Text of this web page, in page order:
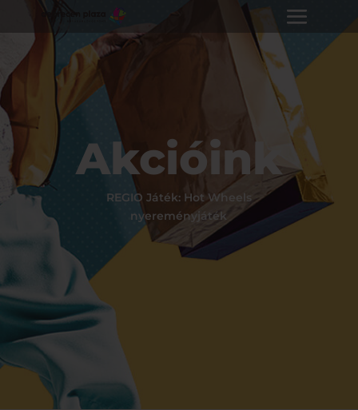
Akcióink
REGIO Játék: Hot Wheels
nyereményjáték